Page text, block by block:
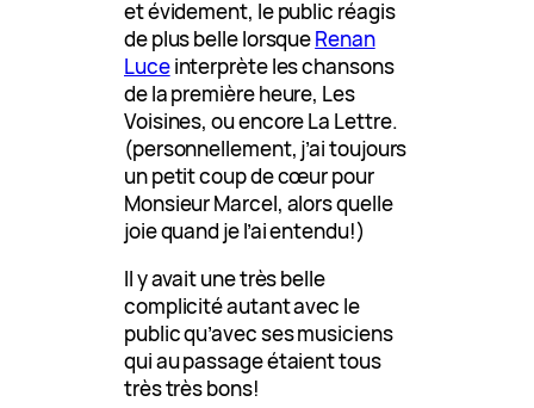
et évidement, le public réagis
de plus belle lorsqueRenan
Luceinterprète les chansons
de la première heure, Les
Voisines, ou encore La Lettre.
(personnellement, j’ai toujours
un petit coup de cœur pour
Monsieur Marcel, alors quelle
joie quand je l’ai entendu!)
Il y avait une très belle
complicité autant avec le
public qu’avec ses musiciens
qui au passage étaient tous
très très bons!